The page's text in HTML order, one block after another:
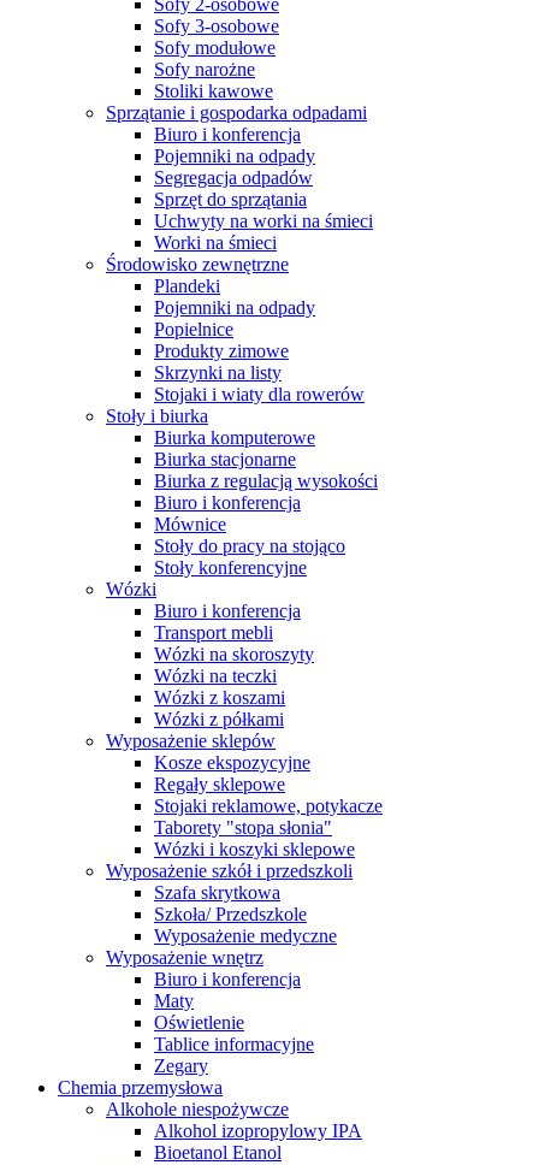
Sofy 3-osobowe
Sofy modułowe
Sofy narożne
Stoliki kawowe
Sprzątanie i gospodarka odpadami
Biuro i konferencja
Pojemniki na odpady
Segregacja odpadów
Sprzęt do sprzątania
Uchwyty na worki na śmieci
Worki na śmieci
Środowisko zewnętrzne
Plandeki
Pojemniki na odpady
Popielnice
Produkty zimowe
Skrzynki na listy
Stojaki i wiaty dla rowerów
Stoły i biurka
Biurka komputerowe
Biurka stacjonarne
Biurka z regulacją wysokości
Biuro i konferencja
Mównice
Stoły do pracy na stojąco
Stoły konferencyjne
Wózki
Biuro i konferencja
Transport mebli
Wózki na skoroszyty
Wózki na teczki
Wózki z koszami
Wózki z półkami
Wyposażenie sklepów
Kosze ekspozycyjne
Regały sklepowe
Stojaki reklamowe, potykacze
Taborety "stopa słonia"
Wózki i koszyki sklepowe
Wyposażenie szkół i przedszkoli
Szafa skrytkowa
Szkoła/ Przedszkole
Wyposażenie medyczne
Wyposażenie wnętrz
Biuro i konferencja
Maty
Oświetlenie
Tablice informacyjne
Zegary
Chemia przemysłowa
Alkohole niespożywcze
Alkohol izopropylowy IPA
Bioetanol Etanol